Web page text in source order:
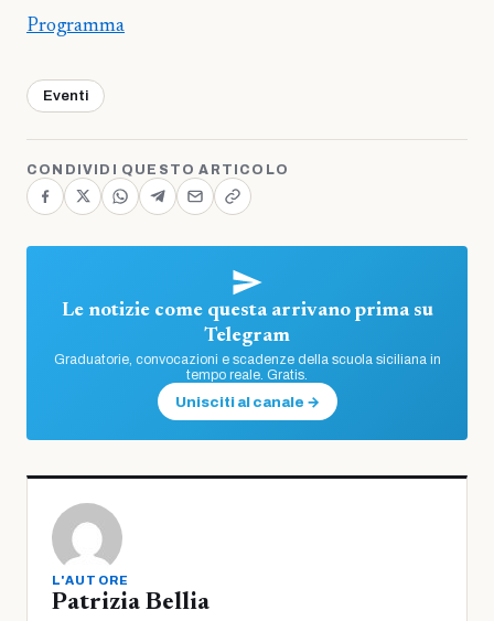
Programma
Eventi
CONDIVIDI QUESTO ARTICOLO
Le notizie come questa arrivano prima su
Telegram
Graduatorie, convocazioni e scadenze della scuola siciliana in
tempo reale. Gratis.
Unisciti al canale →
L'AUTORE
Patrizia Bellia